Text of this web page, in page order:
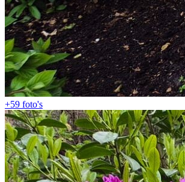
+59 foto's